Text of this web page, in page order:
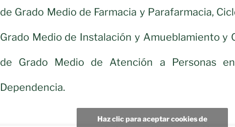
de Grado Medio de Farmacia y Parafarmacia,
Grado Medio de Instalación y Amueblamiento y
de Grado Medio de Atención a Personas
Dependencia.
Haz clic para aceptar cookies de